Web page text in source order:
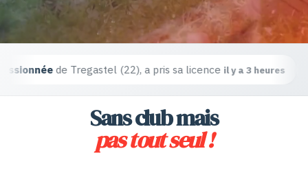
(22), a pris sa licenceil y a 3 heures Une cavalière
Sans club mais
pas tout seul !